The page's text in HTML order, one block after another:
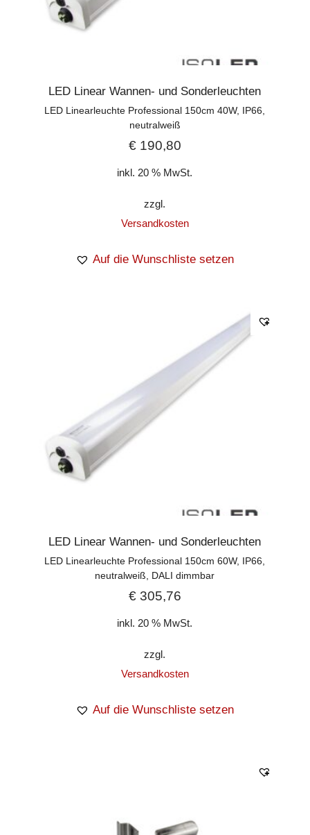
LED Linear Wannen- und Sonderleuchten
LED Linearleuchte Professional 150cm 40W, IP66,
neutralweiß
€190,80
inkl. 20 % MwSt.
zzgl.
Versandkosten
Auf die Wunschliste setzen
LED Linear Wannen- und Sonderleuchten
LED Linearleuchte Professional 150cm 60W, IP66,
neutralweiß, DALI dimmbar
€305,76
inkl. 20 % MwSt.
zzgl.
Versandkosten
Auf die Wunschliste setzen